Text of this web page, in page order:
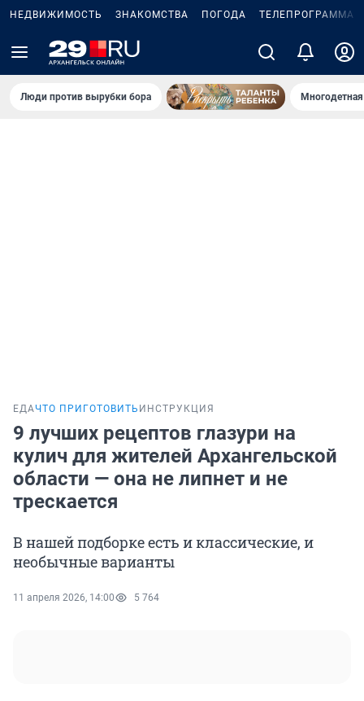
НЕДВИЖИМОСТЬ ЗНАКОМСТВА ПОГОДА ТЕЛЕПРОГРАММА
Люди против вырубки бора
ЕДАЧТО ПРИГОТОВИТЬ ИНСТРУКЦИЯ
9 лучших рецептов глазури на
кулич для жителей Архангельской
области — она не липнет и не
трескается
В нашей подборке есть и классические, и
необычные варианты
11 апреля 2026, 14:00 5 764